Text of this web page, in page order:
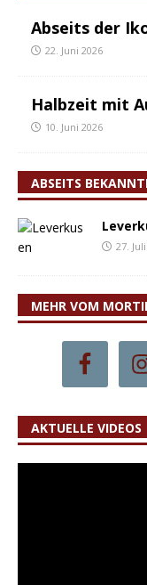
Abseits der
22. Juni 2026
Halbzeit mit
10. Juni 2026
ABSEITS
27.
MEHR VOM
AKTUELLE VIDEOS